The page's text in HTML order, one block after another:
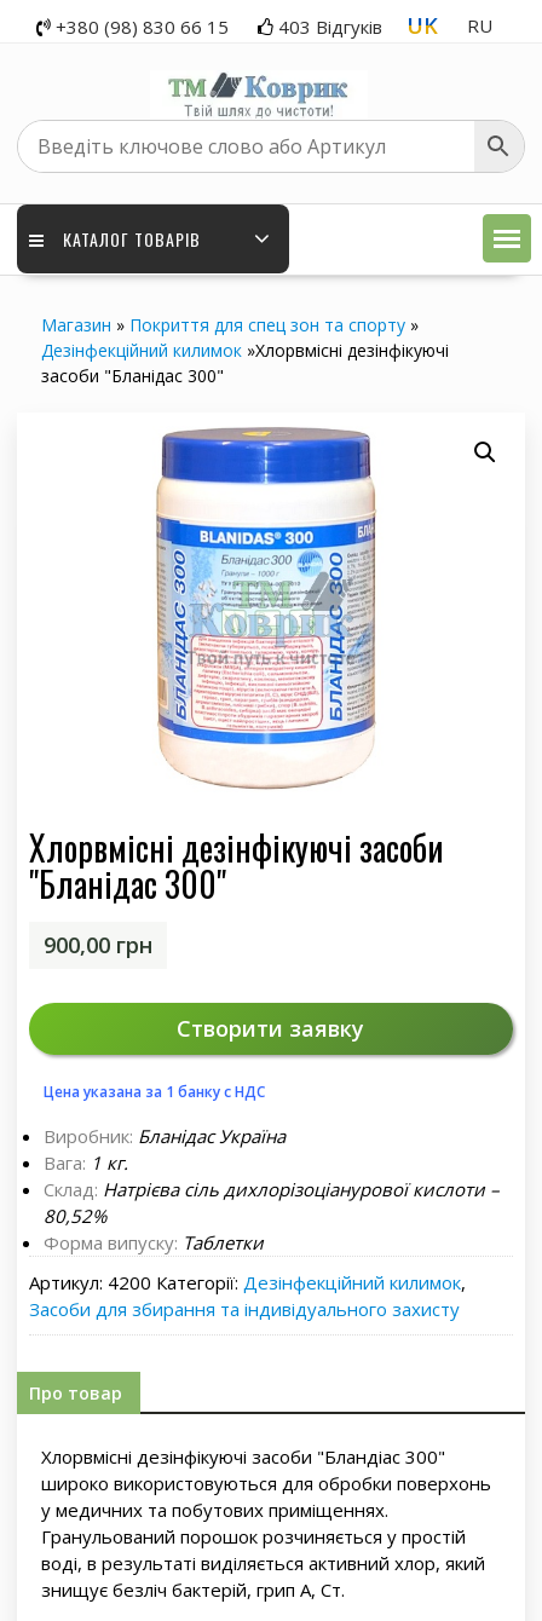
Перейти
+380 (98) 830 66 15 403 Відгуків UK RU
КАТАЛОГ ТОВАРІВ
Магазин » Покриття для спец зон та спорту »
Дезінфекційний килимок »Хлорвмісні дезінфікуючі
засоби "Бланідас 300"
Хлорвмісні дезінфікуючі засоби
"Бланідас 300"
900,00 грн
Створити заявку
Цена указана за 1 банку с НДС
Виробник: Бланідас Україна
Вага: 1 кг.
Склад: Натрієва сіль дихлорізоціанурової кислоти –
80,52%
Форма випуску: Таблетки
Артикул: 4200 Категорії: Дезінфекційний килимок,
Засоби для збирання та індивідуального захисту
Про товар
Хлорвмісні дезінфікуючі засоби "Бландіас 300"
широко використовуються для обробки поверхонь
у медичних та побутових приміщеннях.
Гранульований порошок розчиняється у простій
воді, в результаті виділяється активний хлор, який
знищує безліч бактерій, грип А, Ст.